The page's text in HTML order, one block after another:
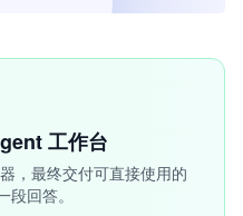
工作台
，最终交付可直接使用的
回答。